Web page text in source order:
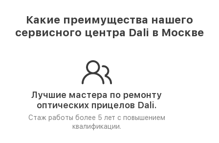
Какие преимущества нашего
сервисного центра Dali в Москве
Лучшие мастера по ремонту
оптических прицелов Dali.
Стаж работы более 5 лет с повышением
квалификации.